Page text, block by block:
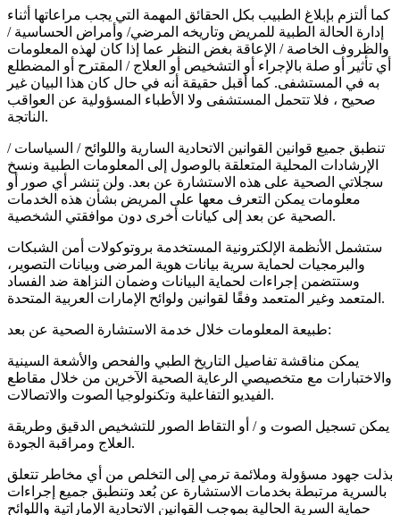
كما ألتزم بإبلاغ الطبيب بكل الحقائق المهمة التي يجب مراعاتها أثناء
إدارة الحالة الطبية للمريض وتاريخه المرضي/ وأمراض الحساسية /
والظروف الخاصة / الإعاقة بغض النظر عما إذا كان لهذه المعلومات
أي تأثير أو صلة بالإجراء أو التشخيص أو العلاج / المقترح أو المضطلع
به في المستشفى. كما أقبل حقيقة أنه في حال كان هذا البيان غير
صحيح ، فلا تتحمل المستشفى ولا الأطباء المسؤولية عن العواقب
الناتجة.
تنطبق جميع قوانين القوانين الاتحادية السارية واللوائح / السياسات /
الإرشادات المحلية المتعلقة بالوصول إلى المعلومات الطبية ونسخ
سجلاتي الصحية على هذه الاستشارة عن بعد. ولن تنشر أي صور أو
معلومات يمكن التعرف معها على المريض بشأن هذه الخدمات
الصحية عن بعد إلى كيانات أخرى دون موافقتي الشخصية.
ستشمل الأنظمة الإلكترونية المستخدمة بروتوكولات أمن الشبكات
والبرمجيات لحماية سرية بيانات هوية المرضى وبيانات التصوير،
وستتضمن إجراءات لحماية البيانات وضمان النزاهة ضد الفساد
المتعمد وغير المتعمد وفقًا لقوانين ولوائح الإمارات العربية المتحدة.
طبيعة المعلومات خلال خدمة الاستشارة الصحية عن بعد:
يمكن مناقشة تفاصيل التاريخ الطبي والفحص والأشعة السينية
والاختبارات مع متخصيصي الرعاية الصحية الآخرين من خلال مقاطع
الفيديو التفاعلية وتكنولوجيا الصوت والاتصالات.
يمكن تسجيل الصوت و / أو التقاط الصور للتشخيص الدقيق وطريقة
العلاج ومراقبة الجودة.
بذلت جهود مسؤولة وملائمة ترمي إلى التخلص من أي مخاطر تتعلق
بالسرية مرتبطة بخدمات الاستشارة عن بُعد وتنطبق جميع إجراءات
حماية السرية الحالية بموجب القوانين الاتحادية الإماراتية واللوائح